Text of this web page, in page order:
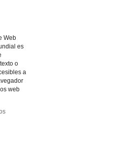
Web
es
o
a
web